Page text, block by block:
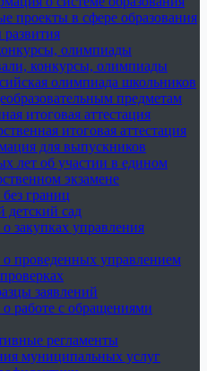
проекты в сфере образования
олимпиады
конкурсы, олимпиады
олимпиада школьников
предметам
итоговая аттестация
итоговая аттестация
для выпускников
лет об участии в едином
экзамене
границ
детский сад
закупках управления
проведенных управлением
заявлений
работе с обращениями
регламенты
муниципальных услуг